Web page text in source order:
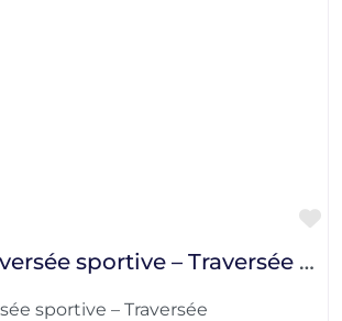
Journée traversée sportive – Traversée Hayau/Bouhadère
sportive – Traversée